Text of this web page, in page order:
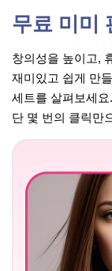
무료 미미
창의성을 높이고,
재미있고 쉽게 만
세트를 살펴보세
단 몇 번의 클릭만